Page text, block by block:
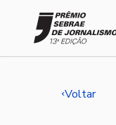
Voltar